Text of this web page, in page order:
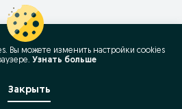
Вы можете изменить настройки cookies
Узнать больше
Закрыть